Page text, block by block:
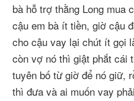
bà hỗ trợ thằng Long mua
cậu em bà ít tiền, giờ cậu
cho cậu vay lại chút ít gọi
còn vợ nó thì giật phắt cái
tuyên bố từ giờ để nó giữ,
thì đưa và ai muốn vay